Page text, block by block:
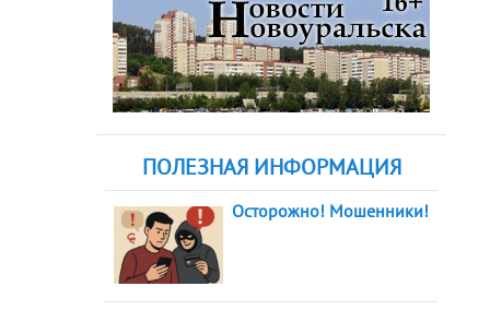
ПОЛЕЗНАЯ ИНФОРМАЦИЯ
Осторожно! Мошенники!